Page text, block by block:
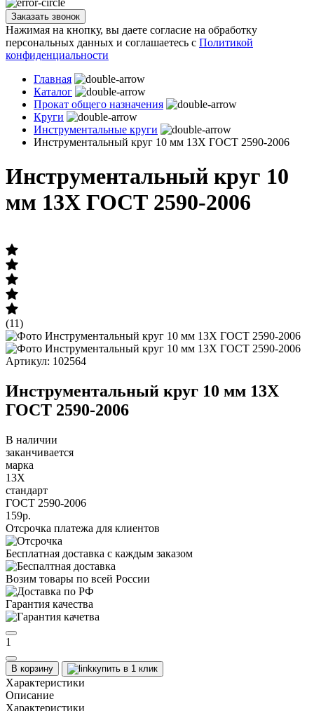
Заказать звонок
Нажимая на кнопку, вы даете согласие на обработку
персональных данных и соглашаетесь с Политикой
конфиденциальности
Главная
Каталог
Прокат общего назначения
Круги
Инструментальные круги
Инструментальный круг 10 мм 13Х ГОСТ 2590-2006
Инструментальный круг 10
мм 13Х ГОСТ 2590-2006
(11)
Артикул: 102564
Инструментальный круг 10 мм 13Х
ГОСТ 2590-2006
В наличии
заканчивается
марка
13Х
стандарт
ГОСТ 2590-2006
159р.
Отсрочка платежа для клиентов
Бесплатная доставка с каждым заказом
Возим товары по всей России
Гарантия качества
1
В корзину купить в 1 клик
Характеристики
Описание
Характеристики